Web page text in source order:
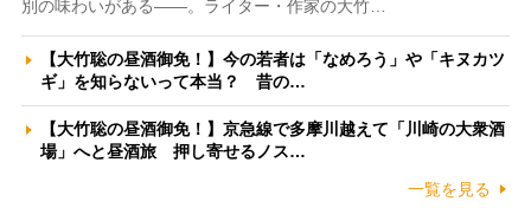
別の味わいがある――。ライター・作家の大竹…
【大竹聡の昼酒御免！】今の若者は「なめろう」や「キヌカツ
ギ」を知らないって本当？ 昔の…
【大竹聡の昼酒御免！】京急線で多摩川越えて「川崎の大衆酒
場」へと昼酒旅 押し寄せるノス…
一覧を見る